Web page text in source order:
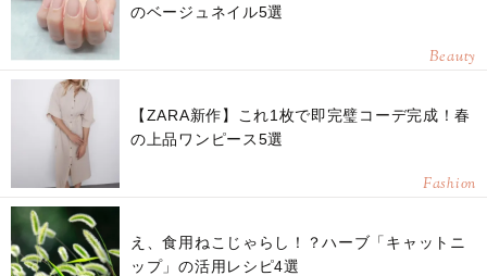
のベージュネイル5選
Beauty
【ZARA新作】これ1枚で即完璧コーデ完成！春
の上品ワンピース5選
Fashion
え、食用ねこじゃらし！？ハーブ「キャットニ
ップ」の活用レシピ4選